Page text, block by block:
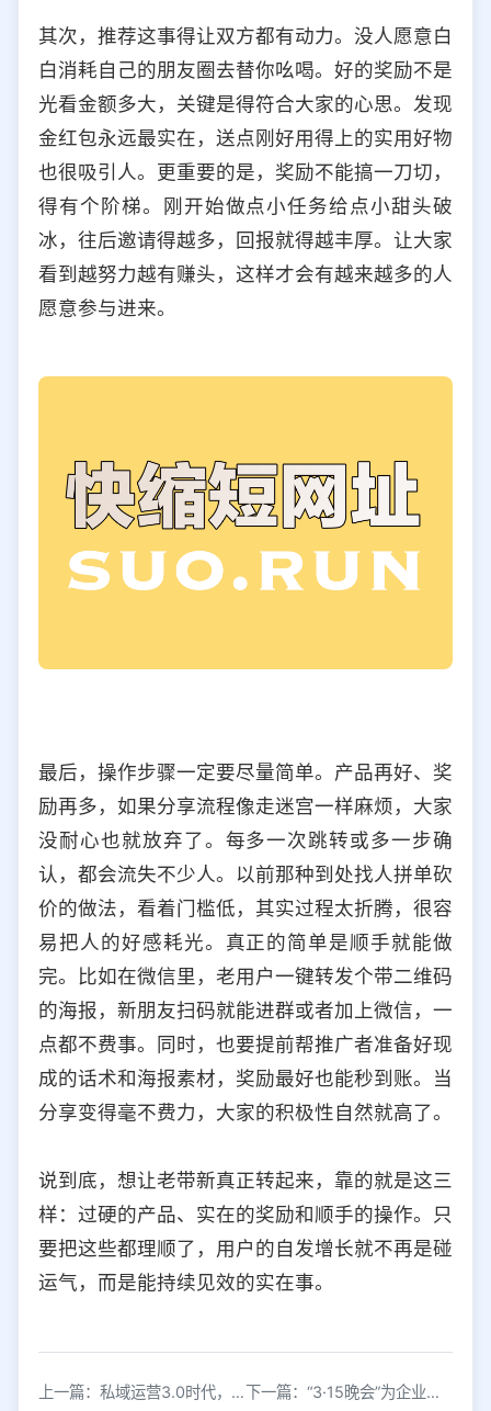
其次，推荐这事得让双方都有动力。没人愿意白
白消耗自己的朋友圈去替你吆喝。好的奖励不是
光看金额多大，关键是得符合大家的心思。发现
金红包永远最实在，送点刚好用得上的实用好物
也很吸引人。更重要的是，奖励不能搞一刀切，
得有个阶梯。刚开始做点小任务给点小甜头破
冰，往后邀请得越多，回报就得越丰厚。让大家
看到越努力越有赚头，这样才会有越来越多的人
愿意参与进来。
最后，操作步骤一定要尽量简单。产品再好、奖
励再多，如果分享流程像走迷宫一样麻烦，大家
没耐心也就放弃了。每多一次跳转或多一步确
认，都会流失不少人。以前那种到处找人拼单砍
价的做法，看着门槛低，其实过程太折腾，很容
易把人的好感耗光。真正的简单是顺手就能做
完。比如在微信里，老用户一键转发个带二维码
的海报，新朋友扫码就能进群或者加上微信，一
点都不费事。同时，也要提前帮推广者准备好现
成的话术和海报素材，奖励最好也能秒到账。当
分享变得毫不费力，大家的积极性自然就高了。
说到底，想让老带新真正转起来，靠的就是这三
样：过硬的产品、实在的奖励和顺手的操作。只
要把这些都理顺了，用户的自发增长就不再是碰
运气，而是能持续见效的实在事。
上一篇：私域运营3.0时代，怎样才能迅速获得用户信任？ 下一篇：“3·15晚会”为企业营销说了三个醒，2021年企业应该怎么做好私域运营？